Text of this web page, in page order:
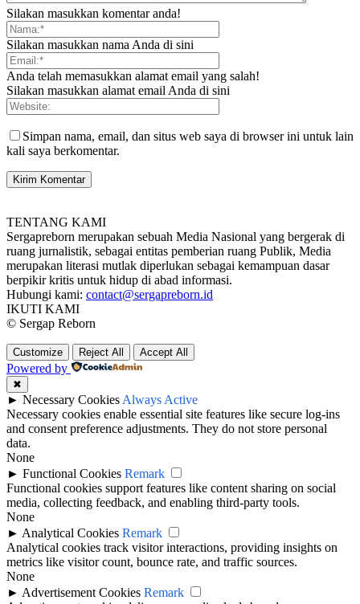
Silakan masukkan komentar anda!
Silakan masukkan nama Anda di sini
Anda telah memasukkan alamat email yang salah!
Silakan masukkan alamat email Anda di sini
Simpan nama, email, dan situs web saya di browser ini untuk lain
kali saya berkomentar.
TENTANG KAMI
Sergapreborn merupakan sebuah Media Nasional yang bergerak di
ruang jurnalistik, sebagai entitas pemberian ruang Publik, Media
merupakan literasi mutlak diperlukan sebagai kemampuan dasar
berpikir kritis untuk hidup di abad informasi.
Hubungi kami: contact@sergapreborn.id
IKUTI KAMI
© Sergap Reborn
Customize Reject All Accept All
Powered by
✖
► Necessary Cookies Always Active
Necessary cookies enable essential site features like secure log-ins
and consent preference adjustments. They do not store personal
data.
None
► Functional Cookies Remark
Functional cookies support features like content sharing on social
media, collecting feedback, and enabling third-party tools.
None
► Analytical Cookies Remark
Analytical cookies track visitor interactions, providing insights on
metrics like visitor count, bounce rate, and traffic sources.
None
► Advertisement Cookies Remark